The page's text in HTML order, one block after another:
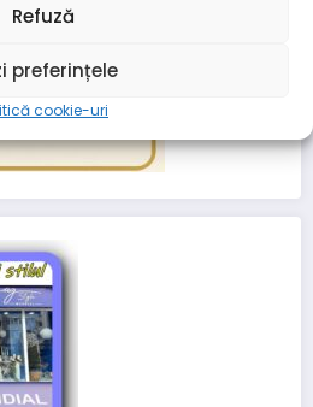
Refuză
preferințele
cookie-uri